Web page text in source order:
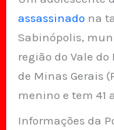
assassinado na
Sabinópolis,
região do Vale do
de Minas Gerais
menino e tem 41
Informações da